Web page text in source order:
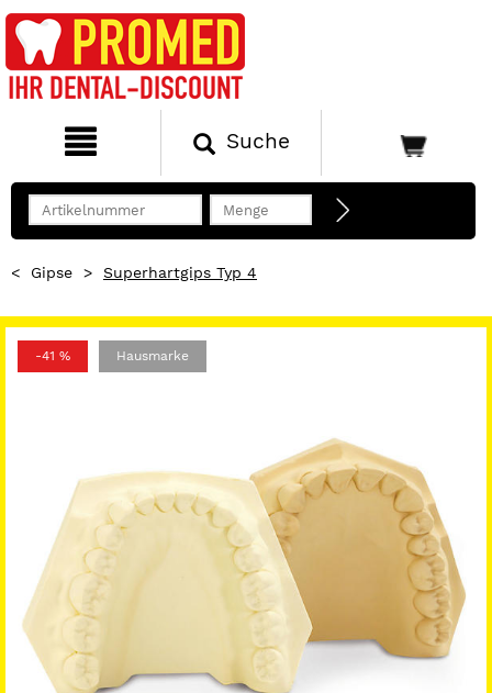
Suche
< Gipse > Superhartgips Typ 4
-41 % Hausmarke